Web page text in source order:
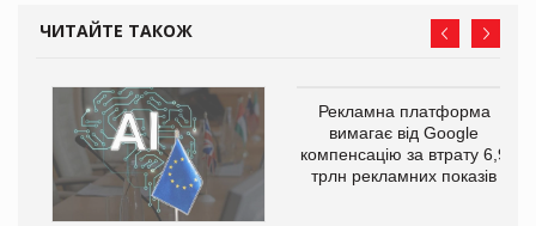
ЧИТАЙТЕ ТАКОЖ
Рекламна платформа
вимагає від Google
компенсацію за втрату 6,9
трлн рекламних показів